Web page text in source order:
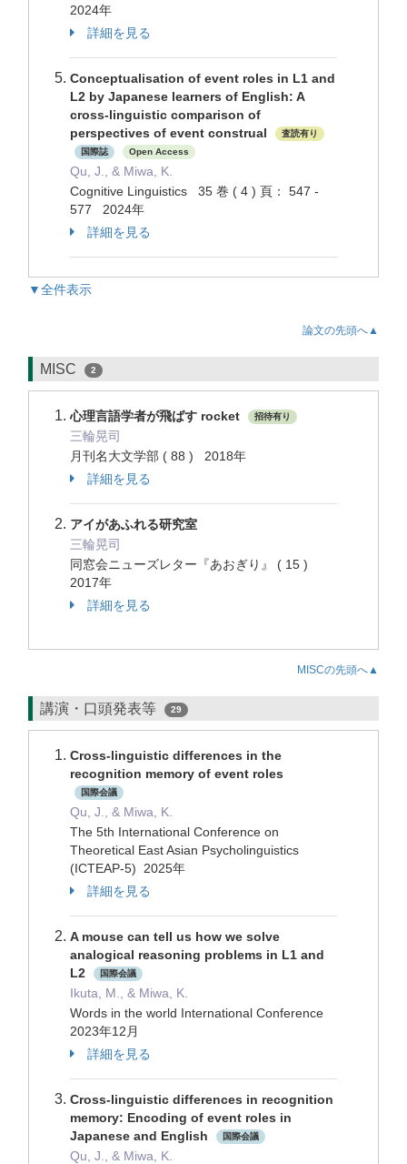
2024年
詳細を見る
Conceptualisation of event roles in L1 and
L2 by Japanese learners of English: A
cross-linguistic comparison of
perspectives of event construal
査読有り
国際誌
Open Access
Qu, J., & Miwa, K.
Cognitive Linguistics 35 巻 ( 4 ) 頁： 547 -
577 2024年
詳細を見る
▼全件表示
論文の先頭へ▲
MISC 2
心理言語学者が飛ばす rocket 招待有り
三輪晃司
月刊名大文学部 ( 88 ) 2018年
詳細を見る
アイがあふれる研究室
三輪晃司
同窓会ニューズレター『あおぎり』 ( 15 )
2017年
詳細を見る
MISCの先頭へ▲
講演・口頭発表等 29
Cross-linguistic differences in the
recognition memory of event roles
国際会議
Qu, J., & Miwa, K.
The 5th International Conference on
Theoretical East Asian Psycholinguistics
(ICTEAP-5) 2025年
詳細を見る
A mouse can tell us how we solve
analogical reasoning problems in L1 and
L2
国際会議
Ikuta, M., & Miwa, K.
Words in the world International Conference
2023年12月
詳細を見る
Cross-linguistic differences in recognition
memory: Encoding of event roles in
Japanese and English
国際会議
Qu, J., & Miwa, K.